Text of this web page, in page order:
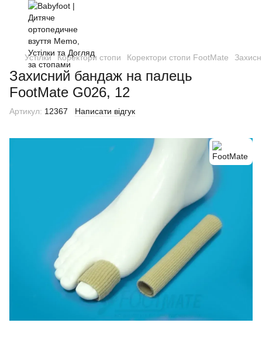
Устілки Коректори стопи Коректори стопи FootMate
Захисний бандаж на палець
FootMate G026, 12
Артикул: 12367 Написати відгук